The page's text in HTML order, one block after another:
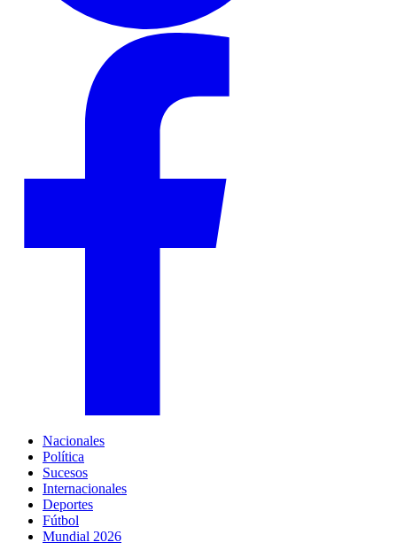
Nacionales
Política
Sucesos
Internacionales
Deportes
Fútbol
Mundial 2026